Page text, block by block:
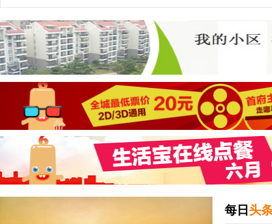
每日 头